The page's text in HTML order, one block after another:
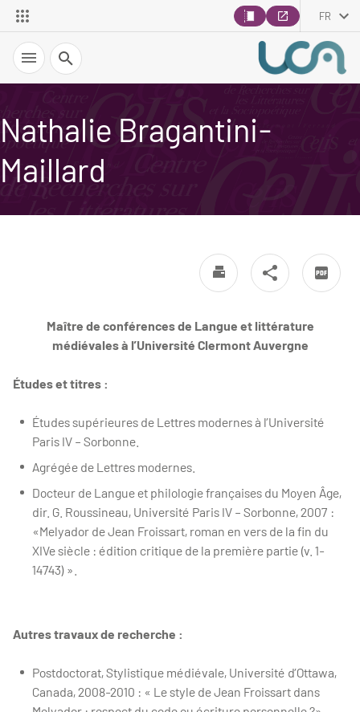
FR
Recherche
Nathalie Bragantini-
Maillard
Maître de conférences de Langue et littérature
médiévales à l’Université Clermont Auvergne
Études et titres :
Études supérieures de Lettres modernes à l’Université
Paris IV – Sorbonne.
Agrégée de Lettres modernes.
Docteur de Langue et philologie françaises du Moyen Âge,
dir. G. Roussineau, Université Paris IV – Sorbonne, 2007 :
«Melyador de Jean Froissart, roman en vers de la fin du
XIVe siècle : édition critique de la première partie (v. 1-
14743) ».
Autres travaux de recherche :
Postdoctorat, Stylistique médiévale, Université d’Ottawa,
Canada, 2008-2010 : « Le style de Jean Froissart dans